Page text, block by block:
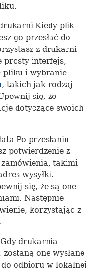
Kiedy plik
go przesłać do
z drukarni
prosty interfejs,
pliku i wybranie
, takich jak rodzaj
się, że
dotyczące swoich
Po przesłaniu
potwierdzenie z
takimi
wysyłki.
się, że są one
Następnie
korzystając z
drukarnia
one wysłane
odbioru w lokalnej